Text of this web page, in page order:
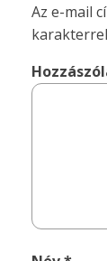
Az e-mail